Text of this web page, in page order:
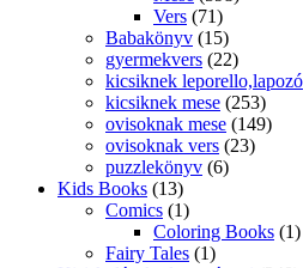
Kalandregény 8-10
kisiskolások vers
kisiskolásoknak mese
Meseregények (71)
Kompetencia mérés (4)
Kötelező olvasmányok-
Kötelező olvasmányok
Kötelező olvasmányok
Kötelező olvasmányok
Olvasónaplók alsósoknak
Olvasónaplók felsősöknek
Középiskolai Felvételi